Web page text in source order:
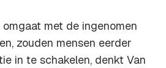
met de ingenomen
zouden mensen eerder
in te schakelen, denkt Van